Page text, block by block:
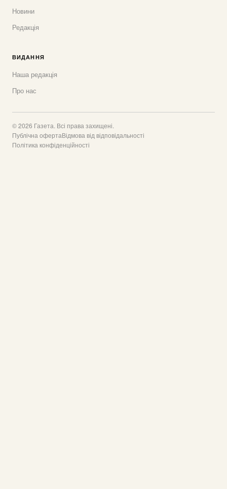
Новини
Редакція
ВИДАННЯ
Наша редакція
Про нас
© 2026 Газета. Всі права захищені.
Публічна офертаВідмова від відповідальності
Політика конфіденційності